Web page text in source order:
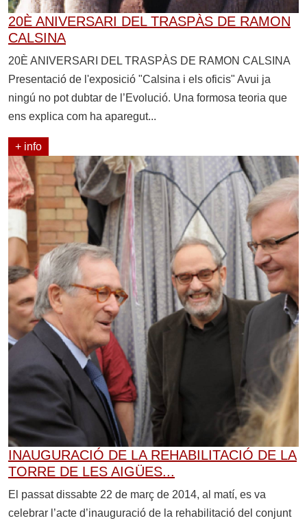
20È ANIVERSARI DEL TRASPÀS DE RAMON
CALSINA
20È ANIVERSARI DEL TRASPÀS DE RAMON CALSINA
Presentació de l'exposició "Calsina i els oficis" Avui ja
ningú no pot dubtar de l’Evolució. Una formosa teoria que
ens explica com ha aparegut...
+ info
INAUGURACIÓ DE LA REHABILITACIÓ DE LA
TORRE DE LES AIGÜES...
El passat dissabte 22 de març de 2014, al matí, es va
celebrar l’acte d’inauguració de la rehabilitació del conjunt